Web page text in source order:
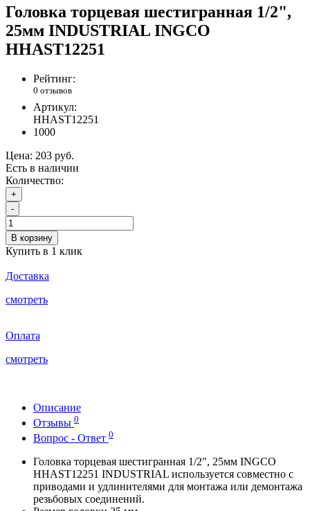
Головка торцевая шестигранная 1/2",
25мм INDUSTRIAL INGCO
HHAST12251
Рейтинг:
0 отзывов
Артикул:
HHAST12251
1000
Цена: 203 руб.
Есть в наличии
Количество:
+
-
В корзину
Купить в 1 клик
Доставка
смотреть
Оплата
смотреть
Описание
Отзывы 0
Вопрос - Ответ 0
Головка торцевая шестигранная 1/2", 25мм INGCO
HHAST12251 INDUSTRIAL используется совместно с
приводами и удлинителями для монтажа или демонтажа
резьбовых соединений.